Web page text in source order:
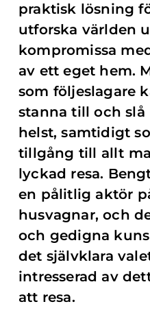
praktisk lösning
utforska världen
kompromissa
av ett eget hem.
som följeslagare
stanna till och slå
helst, samtidigt
tillgång till allt
lyckad resa.
en pålitlig aktör
husvagnar, och
och gedigna
det självklara
intresserad av
att resa.